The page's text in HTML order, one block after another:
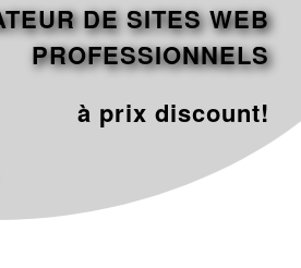
DE SITES WEB
PROFESSIONNELS
à prix discount!